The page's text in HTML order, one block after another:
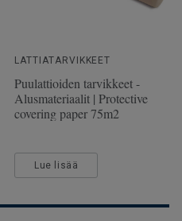
Soveltuu (korkeintaan 27°C)
138
LATTIATARVIKKEET
Puulattioiden tarvikkeet -
Alusmateriaalit | Protective
covering paper 75m2
Lue lisää